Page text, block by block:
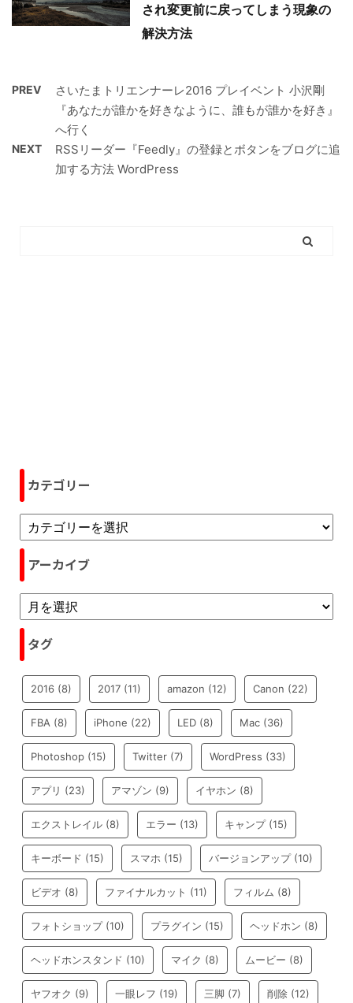
され変更前に戻ってしまう現象の
解決方法
PREV
さいたまトリエンナーレ2016 プレイベント 小沢剛
『あなたが誰かを好きなように、誰もが誰かを好き』
へ行く
NEXT
RSSリーダー『Feedly』の登録とボタンをブログに追
加する方法 WordPress
カテゴリー
アーカイブ
タグ
2016 (8) 2017 (11) amazon (12) Canon (22)
FBA (8) iPhone (22) LED (8) Mac (36)
Photoshop (15) Twitter (7) WordPress (33)
アプリ (23) アマゾン (9) イヤホン (8)
エクストレイル (8) エラー (13) キャンプ(15)
キーボード (15) スマホ (15) バージョンアップ(10)
ビデオ (8) ファイナルカット (11) フィルム (8)
フォトショップ(10) プラグイン (15) ヘッドホン (8)
ヘッドホンスタンド (10) マイク (8) ムービー (8)
ヤフオク (9) 一眼レフ (19) 三脚 (7) 削除 (12)